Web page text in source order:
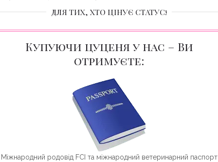
ДЛЯ ТИХ, ХТО ЦІНУЄ СТАТУС!
Купуючи цуценя у нас – Ви
отримуєте:
Міжнародний родовід FCI та міжнародний ветеринарний паспорт